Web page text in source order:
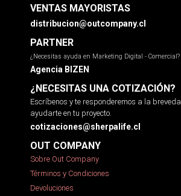
VENTAS MAYORISTAS
distribucion@outcompany.cl
PARTNER
¿Necesitas ayuda en Marketing Digital - Comercial?
Agencia BIZEN
¿NECESITAS UNA COTIZACIÓN?
Escríbenos y te responderemos a la
ayudarte en tu proyecto.
cotizaciones@sherpalife.cl
OUT COMPANY
Sobre Out Company
Términos y Condiciones
Devoluciones